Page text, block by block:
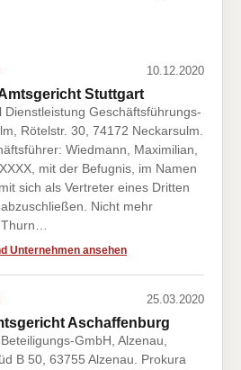
10.12.2020
Amtsgericht Stuttgart
Dienstleistung Geschäftsführungs-
Rötelstr. 30, 74172 Neckarsulm.
Wiedmann, Maximilian,
mit der Befugnis, im Namen
sich als Vertreter eines Dritten
Nicht mehr
Unternehmen ansehen
25.03.2020
Aschaffenburg
GmbH, Alzenau,
B 50, 63755 Alzenau. Prokura